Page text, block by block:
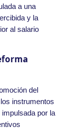
a una
y la
al salario
del
instrumentos
por la